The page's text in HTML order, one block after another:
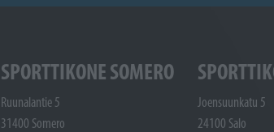
SPORTTIKONE SOMERO
Ruunalantie 5
31400 Somero
Joensuunkatu 5
24100 Salo